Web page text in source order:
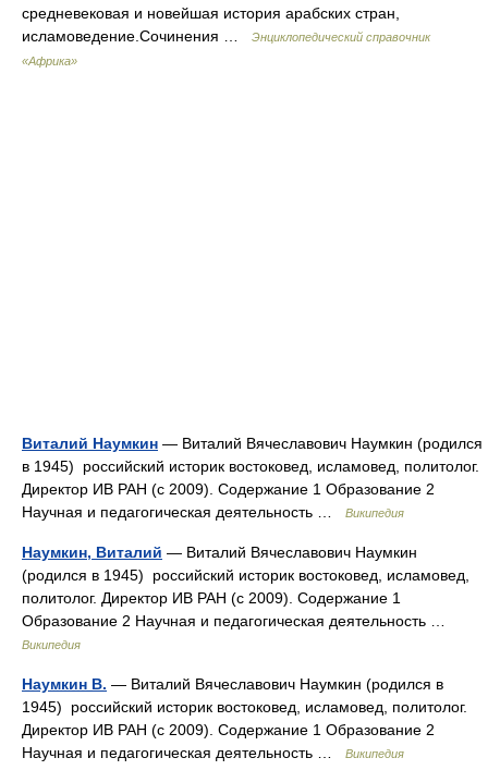
средневековая и новейшая история арабских стран,
исламоведение.Сочинения …
Энциклопедический справочник
«Африка»
Виталий Наумкин — Виталий Вячеславович Наумкин (родился
в 1945) российский историк востоковед, исламовед, политолог.
Директор ИВ РАН (с 2009). Содержание 1 Образование 2
Научная и педагогическая деятельность …
Википедия
Наумкин, Виталий — Виталий Вячеславович Наумкин
(родился в 1945) российский историк востоковед, исламовед,
политолог. Директор ИВ РАН (с 2009). Содержание 1
Образование 2 Научная и педагогическая деятельность …
Википедия
Наумкин В. — Виталий Вячеславович Наумкин (родился в
1945) российский историк востоковед, исламовед, политолог.
Директор ИВ РАН (с 2009). Содержание 1 Образование 2
Научная и педагогическая деятельность …
Википедия